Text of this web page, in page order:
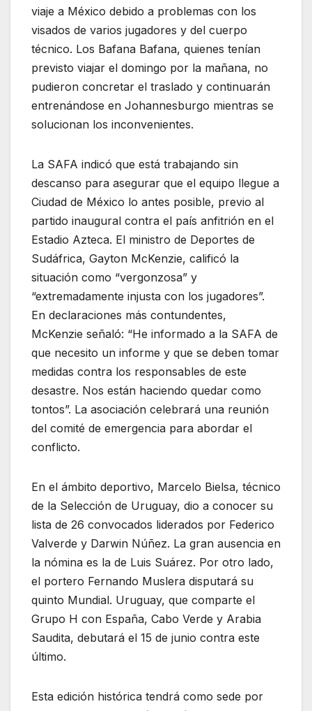
viaje a México debido a problemas con los
visados de varios jugadores y del cuerpo
técnico. Los Bafana Bafana, quienes tenían
previsto viajar el domingo por la mañana, no
pudieron concretar el traslado y continuarán
entrenándose en Johannesburgo mientras se
solucionan los inconvenientes.
La SAFA indicó que está trabajando sin
descanso para asegurar que el equipo llegue a
Ciudad de México lo antes posible, previo al
partido inaugural contra el país anfitrión en el
Estadio Azteca. El ministro de Deportes de
Sudáfrica, Gayton McKenzie, calificó la
situación como “vergonzosa” y
“extremadamente injusta con los jugadores”.
En declaraciones más contundentes,
McKenzie señaló: “He informado a la SAFA de
que necesito un informe y que se deben tomar
medidas contra los responsables de este
desastre. Nos están haciendo quedar como
tontos”. La asociación celebrará una reunión
del comité de emergencia para abordar el
conflicto.
En el ámbito deportivo, Marcelo Bielsa, técnico
de la Selección de Uruguay, dio a conocer su
lista de 26 convocados liderados por Federico
Valverde y Darwin Núñez. La gran ausencia en
la nómina es la de Luis Suárez. Por otro lado,
el portero Fernando Muslera disputará su
quinto Mundial. Uruguay, que comparte el
Grupo H con España, Cabo Verde y Arabia
Saudita, debutará el 15 de junio contra este
último.
Esta edición histórica tendrá como sede por